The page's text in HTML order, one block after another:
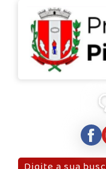
Pesquisar: